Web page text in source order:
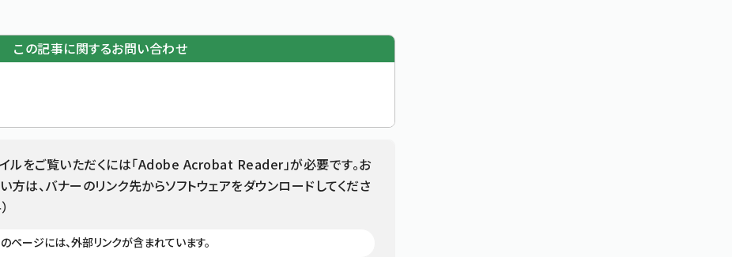
この記事に関するお問い合わせ
ルをご覧いただくには「Adobe Acrobat Reader」が必要です。お
方は、バナーのリンク先からソフトウェアをダウンロードしてくださ
ページには、外部リンクが含まれています。